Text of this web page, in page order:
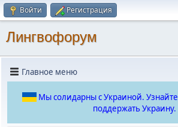
Войти Регистрация
Лингвофорум
Главное меню
Мы солидарны с Украиной. Узнайте
поддержать Украину.